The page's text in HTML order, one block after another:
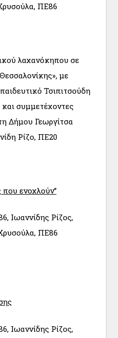
ΠΕ86
λαχανόκηπου σε
,με
Τσιπιτσούδη
συμμετέχοντες
Δήμου Γεωργίτσα
Ρίζο, ΠΕ20
που ενοχλούν”
Ιωαννίδης Ρίζος,
ΠΕ86
Ιωαννίδης Ρίζος,